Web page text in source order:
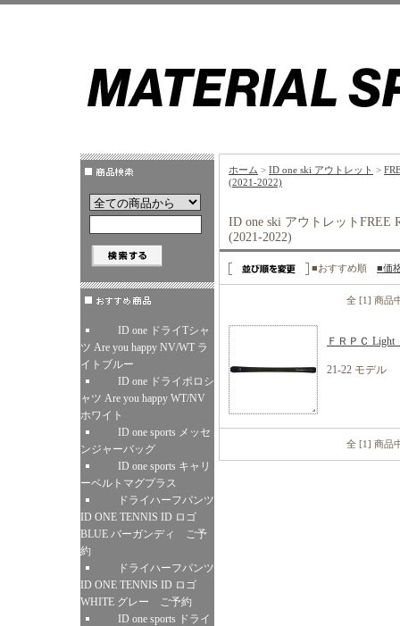
ID one ドライTシャ
ツ Are you happy NV/WT ラ
イトブルー
ID one ドライポロシ
ャツ Are you happy WT/NV
ホワイト
ID one sports メッセ
ンジャーバッグ
ID one sports キャリ
ーベルトマグプラス
ドライハーフパンツ
ID ONE TENNIS ID ロゴ
BLUE バーガンディ ご予
約
ドライハーフパンツ
ID ONE TENNIS ID ロゴ
WHITE グレー ご予約
ID one sports ドライ
ホーム > ID one ski アウトレット >
(2021-2022)
ID one ski アウトレットFREE
(2021-2022)
■おすすめ順 ■価
全 [1] 商品
ＦＲＰＣ
21-22 モデル
全 [1] 商品